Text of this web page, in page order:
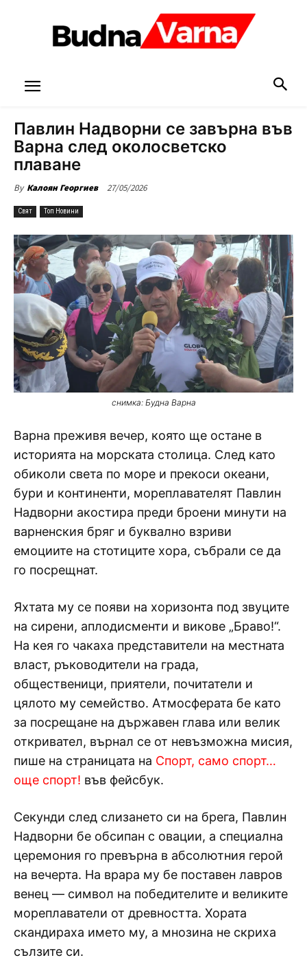
Павлин Надворни се завърна във
Варна след околосветско
плаване
By Калоян Георгиев 27/05/2026
Свят Топ Новини
снимка: Будна Варна
Варна преживя вечер, която ще остане в
историята на морската столица. След като
обиколи света по море и прекоси океани,
бури и континенти, мореплавателят Павлин
Надворни акостира преди броени минути на
варненския бряг и буквално взриви
емоциите на стотиците хора, събрали се да
го посрещнат.
Яхтата му се появи на хоризонта под звуците
на сирени, аплодисменти и викове „Браво!“.
На кея го чакаха представители на местната
власт, ръководители на града,
общественици, приятели, почитатели и
цялото му семейство. Атмосферата бе като
за посрещане на държавен глава или велик
откривател, върнал се от невъзможна мисия,
пише на страницата на Спорт, само спорт…
още спорт! във фейсбук.
Секунди след слизането си на брега, Павлин
Надворни бе обсипан с овации, а специална
церемония го превърна в абсолютния герой
на вечерта. На врара му бе поставен лавров
венец — символ на победителите и великите
мореплаватели от древността. Хората
скандираха името му, а мнозина не скриха
сълзите си.